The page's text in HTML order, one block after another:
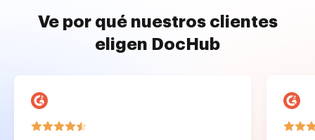
Ve por qué nuestros clientes
eligen DocHub